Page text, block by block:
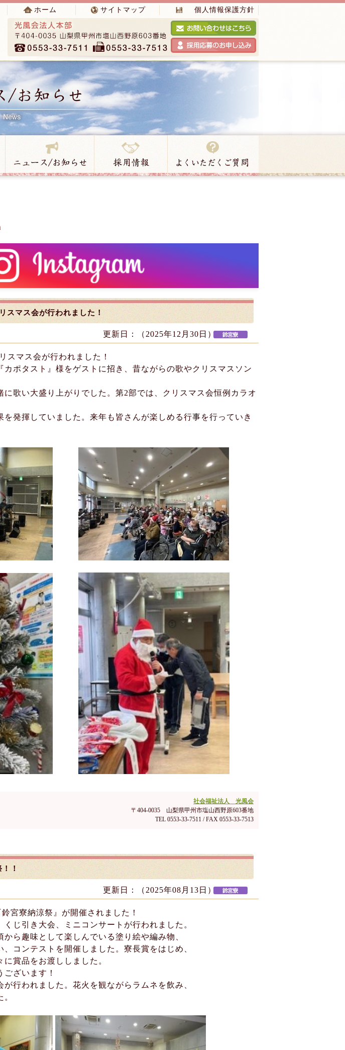
ホーム サイトマップ 個人情報保護方針
マス会が行われました！
更新日：（ 2025年12月30日 ）
スマス会が行われました！
カポタスト』様をゲストに招き、昔ながらの歌やクリスマスソン
に歌い大盛り上がりでした。第2部では、クリスマス会恒例カラオ
を発揮していました。来年も皆さんが楽しめる行事を行っていき
社会福祉法人 光風会
〒404-0035 山梨県甲州市塩山西野原603番地
TEL 0553-33-7511 / FAX 0553-33-7513
！
更新日：（ 2025年08月13日 ）
宮寮納涼祭』が開催されました！
じ引き大会、ミニコンサートが行われました。
ら趣味として楽しんでいる塗り絵や編み物、
コンテストを開催しました。寮長賞をはじめ、
賞品をお渡ししました。
ざいます！
行われました。花火を観ながらラムネを飲み、